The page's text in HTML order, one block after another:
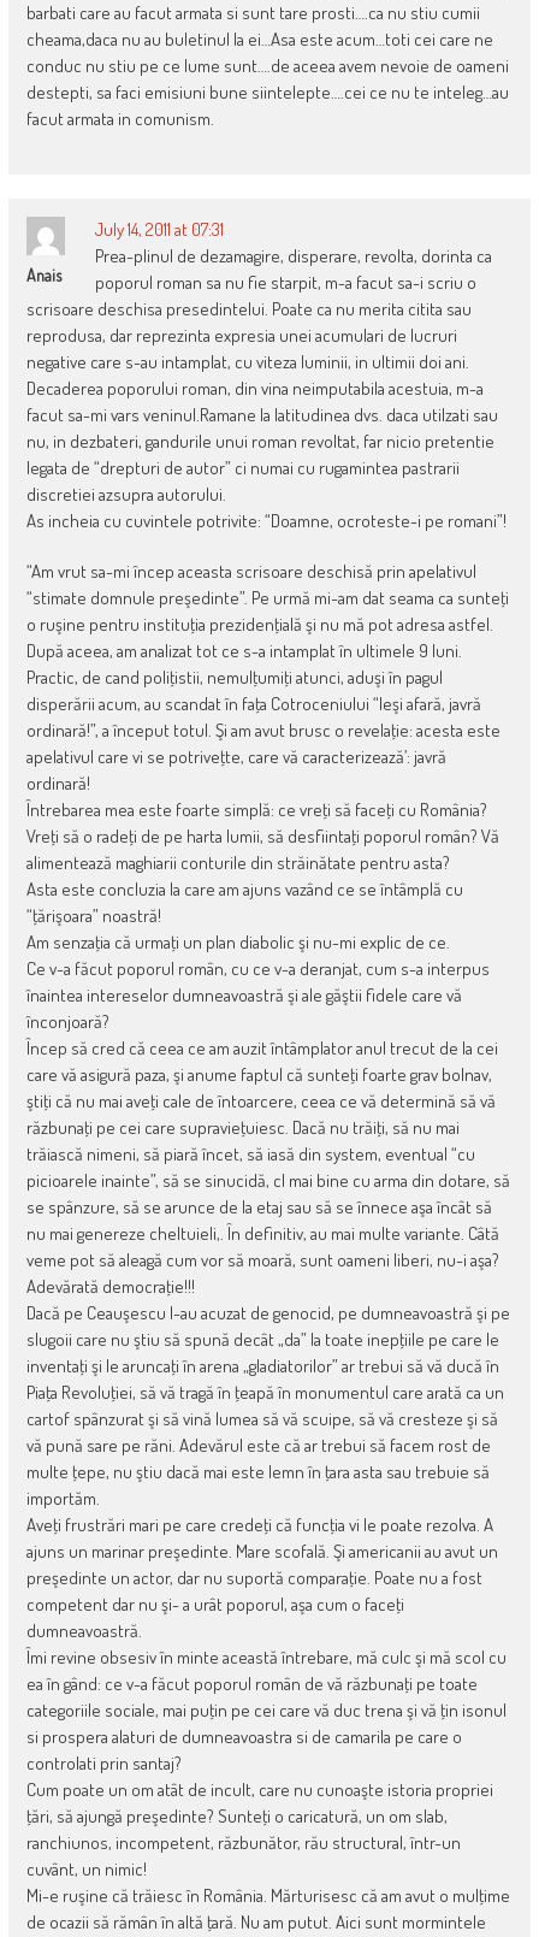
barbati care au facut armata si sunt tare prosti….ca nu stiu cumii
cheama,daca nu au buletinul la ei…Asa este acum…toti cei care ne
conduc nu stiu pe ce lume sunt….de aceea avem nevoie de oameni
destepti, sa faci emisiuni bune siintelepte….cei ce nu te inteleg…au
facut armata in comunism.
Anais
July 14, 2011 at 07:31
Prea-plinul de dezamagire, disperare, revolta, dorinta ca
poporul roman sa nu fie starpit, m-a facut sa-i scriu o
scrisoare deschisa presedintelui. Poate ca nu merita citita sau
reprodusa, dar reprezinta expresia unei acumulari de lucruri
negative care s-au intamplat, cu viteza luminii, in ultimii doi ani.
Decaderea poporului roman, din vina neimputabila acestuia, m-a
facut sa-mi vars veninul.Ramane la latitudinea dvs. daca utilzati sau
nu, in dezbateri, gandurile unui roman revoltat, far nicio pretentie
legata de “drepturi de autor” ci numai cu rugamintea pastrarii
discretiei azsupra autorului.
As incheia cu cuvintele potrivite: “Doamne, ocroteste-i pe romani”!
“Am vrut sa-mi încep aceasta scrisoare deschisă prin apelativul
“stimate domnule preşedinte”. Pe urmă mi-am dat seama ca sunteţi
o ruşine pentru instituţia prezidenţială şi nu mă pot adresa astfel.
După aceea, am analizat tot ce s-a intamplat în ultimele 9 luni.
Practic, de cand poliţistii, nemulţumiţi atunci, aduşi în pagul
disperării acum, au scandat în faţa Cotroceniului “Ieşi afară, javră
ordinară!”, a început totul. Şi am avut brusc o revelaţie: acesta este
apelativul care vi se potriveţte, care vă caracterizează’: javră
ordinară!
Întrebarea mea este foarte simplă: ce vreţi să faceţi cu România?
Vreţi să o radeţi de pe harta lumii, să desfiintaţi poporul român? Vă
alimentează maghiarii conturile din străinătate pentru asta?
Asta este concluzia la care am ajuns vazând ce se întâmplă cu
“ţărişoara” noastră!
Am senzaţia că urmaţi un plan diabolic şi nu-mi explic de ce.
Ce v-a făcut poporul român, cu ce v-a deranjat, cum s-a interpus
înaintea intereselor dumneavoastră şi ale găştii fidele care vă
înconjoară?
Încep să cred că ceea ce am auzit întâmplator anul trecut de la cei
care vă asigură paza, şi anume faptul că sunteţi foarte grav bolnav,
ştiţi că nu mai aveţi cale de întoarcere, ceea ce vă determină să vă
răzbunaţi pe cei care supravieţuiesc. Dacă nu trăiţi, să nu mai
trăiască nimeni, să piară încet, să iasă din system, eventual “cu
picioarele inainte”, să se sinucidă, cl mai bine cu arma din dotare, să
se spânzure, să se arunce de la etaj sau să se înnece aşa încât să
nu mai genereze cheltuieli,. În definitiv, au mai multe variante. Câtă
veme pot să aleagă cum vor să moară, sunt oameni liberi, nu-i aşa?
Adevărată democraţie!!!
Dacă pe Ceauşescu l-au acuzat de genocid, pe dumneavoastră şi pe
slugoii care nu ştiu să spună decât „da” la toate inepţiile pe care le
inventaţi şi le aruncaţi în arena „gladiatorilor” ar trebui să vă ducă în
Piaţa Revoluţiei, să vă tragă în ţeapă în monumentul care arată ca un
cartof spânzurat şi să vină lumea să vă scuipe, să vă cresteze şi să
vă pună sare pe răni. Adevărul este că ar trebui să facem rost de
multe ţepe, nu ştiu dacă mai este lemn în ţara asta sau trebuie să
importăm.
Aveţi frustrări mari pe care credeţi că funcţia vi le poate rezolva. A
ajuns un marinar preşedinte. Mare scofală. Şi americanii au avut un
preşedinte un actor, dar nu suportă comparaţie. Poate nu a fost
competent dar nu şi- a urât poporul, aşa cum o faceţi
dumneavoastră.
Îmi revine obsesiv în minte această întrebare, mă culc şi mă scol cu
ea în gând: ce v-a făcut poporul român de vă răzbunaţi pe toate
categoriile sociale, mai puţin pe cei care vă duc trena şi vă ţin isonul
si prospera alaturi de dumneavoastra si de camarila pe care o
controlati prin santaj?
Cum poate un om atât de incult, care nu cunoaşte istoria propriei
ţări, să ajungă preşedinte? Sunteţi o caricatură, un om slab,
ranchiunos, incompetent, răzbunător, rău structural, într-un
cuvânt, un nimic!
Mi-e ruşine că trăiesc în România. Mărturisesc că am avut o mulţime
de ocazii să rămân în altă ţară. Nu am putut. Aici sunt mormintele